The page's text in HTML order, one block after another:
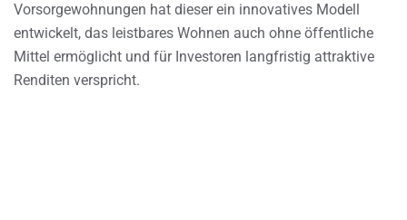
Vorsorgewohnungen hat dieser ein innovatives Modell
entwickelt, das leistbares Wohnen auch ohne öffentliche
Mittel ermöglicht und für Investoren langfristig attraktive
Renditen verspricht.